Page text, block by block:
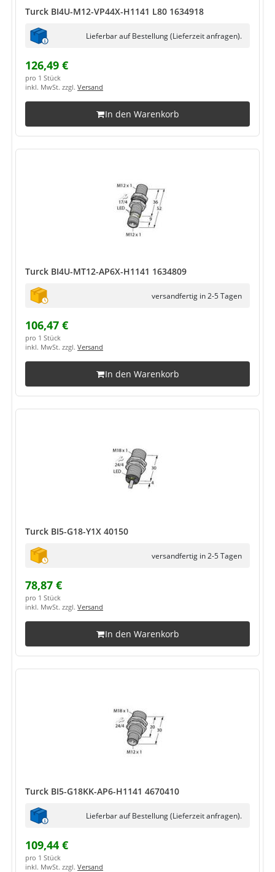
Turck BI4U-M12-VP44X-H1141 L80 1634918
Lieferbar auf Bestellung (Lieferzeit anfragen).
126,49 €
pro 1 Stück
inkl. MwSt. zzgl. Versand
In den Warenkorb
Turck BI4U-MT12-AP6X-H1141 1634809
versandfertig in 2-5 Tagen
106,47 €
pro 1 Stück
inkl. MwSt. zzgl. Versand
In den Warenkorb
Turck BI5-G18-Y1X 40150
versandfertig in 2-5 Tagen
78,87 €
pro 1 Stück
inkl. MwSt. zzgl. Versand
In den Warenkorb
Turck BI5-G18KK-AP6-H1141 4670410
Lieferbar auf Bestellung (Lieferzeit anfragen).
109,44 €
pro 1 Stück
inkl. MwSt. zzgl. Versand